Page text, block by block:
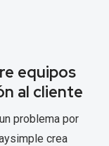
equipos
al cliente
problema por
crea